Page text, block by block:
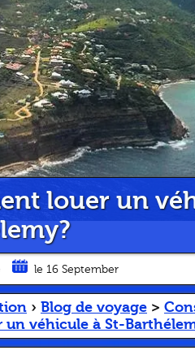
louer un
le 16 September
› Blog de voyage >
véhicule à St-